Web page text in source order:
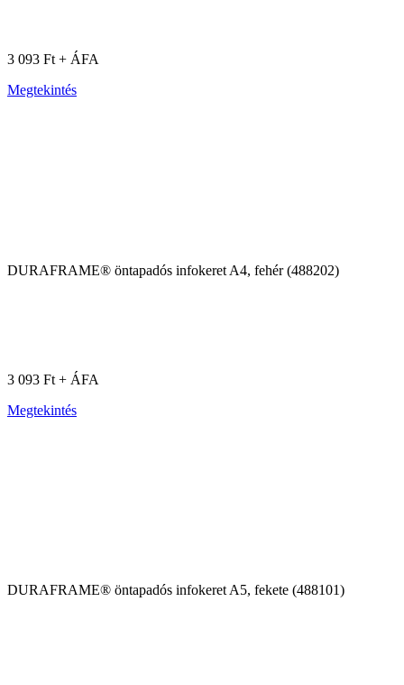
3 093 Ft + ÁFA
Megtekintés
DURAFRAME® öntapadós infokeret A4, fehér (488202)
3 093 Ft + ÁFA
Megtekintés
DURAFRAME® öntapadós infokeret A5, fekete (488101)